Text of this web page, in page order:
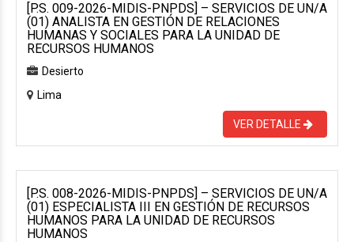
[P.S. 009-2026-MIDIS-PNPDS] – SERVICIOS DE UN/A
(01) ANALISTA EN GESTIÓN DE RELACIONES
HUMANAS Y SOCIALES PARA LA UNIDAD DE
RECURSOS HUMANOS
Desierto
Lima
VER DETALLE
[P.S. 008-2026-MIDIS-PNPDS] – SERVICIOS DE UN/A
(01) ESPECIALISTA III EN GESTIÓN DE RECURSOS
HUMANOS PARA LA UNIDAD DE RECURSOS
HUMANOS